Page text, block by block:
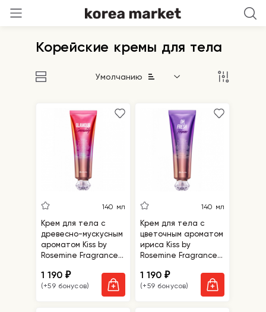
Корейские кремы для тела
Умолчанию
140 мл
Крем для тела с
древесно-мускусным
ароматом Kiss by
Rosemine Fragrance
Sensuality
1 190₽
(+59 бонусов)
140 мл
Крем для тела с
цветочным ароматом
ириса Kiss by
Rosemine Fragrance
Forever
1 190₽
(+59 бонусов)